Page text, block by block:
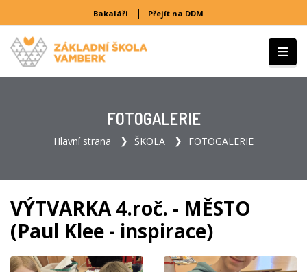
Bakaláři | Přejít na DDM
FOTOGALERIE
Hlavní strana ŠKOLA FOTOGALERIE
VÝTVARKA 4.roč. - MĚSTO
(Paul Klee - inspirace)